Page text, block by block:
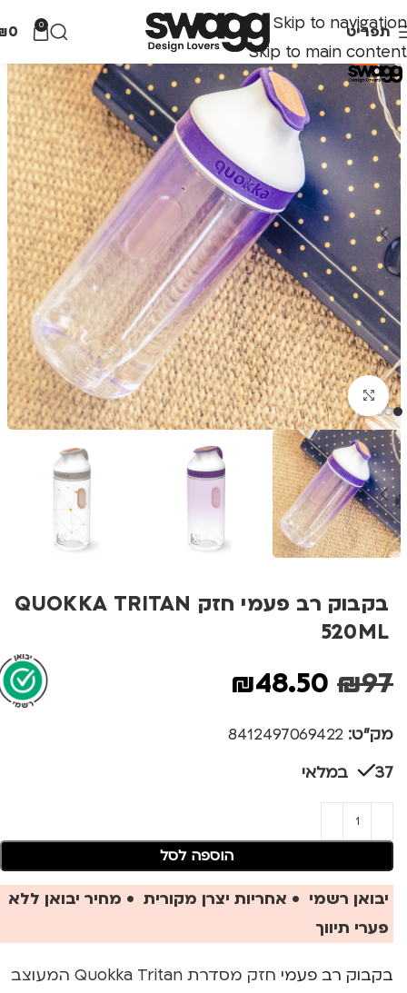
Skip to navigation
Skip to main content
תפריט 0
0
-50%
לחצו להגדלה
בקבוק רב פעמי חזק QUOKKA TRITAN
520ML
₪97
₪48.50
מק"ט: 8412497069422
37 במלאי
הוספה לסל
יבואן רשמי • אחריות יצרן מקורית • מחיר יבואן ללא
פערי תיווך
בקבוק רב פעמי
חזק מסדרת Quokka Tritan המעוצב